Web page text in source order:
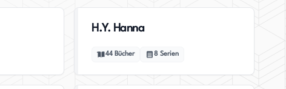
H.Y. Hanna
44 Bücher 8 Serien